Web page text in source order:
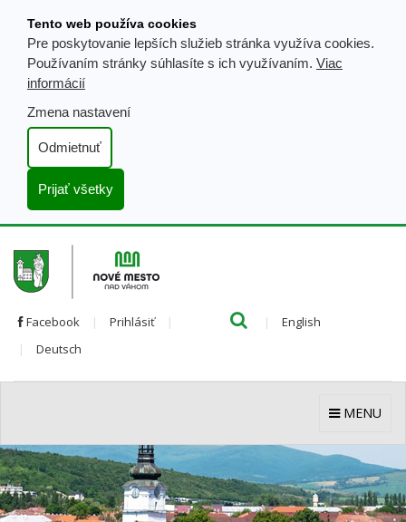
obsahu
Tento web používa cookies
Pre poskytovanie lepších služieb stránka využíva cookies.
Používaním stránky súhlasíte s ich využívaním. Viac
informácií
Zmena nastavení
Odmietnuť
Prijať všetky
Facebook Prihlásiť English
Deutsch
MENU